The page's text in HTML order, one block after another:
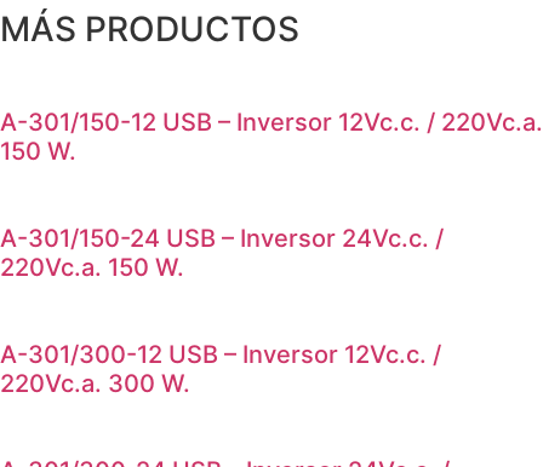
MÁS PRODUCTOS
A-301/150-12 USB – Inversor 12Vc.c. / 220Vc.a.
150 W.
A-301/150-24 USB – Inversor 24Vc.c. /
220Vc.a. 150 W.
A-301/300-12 USB – Inversor 12Vc.c. /
220Vc.a. 300 W.